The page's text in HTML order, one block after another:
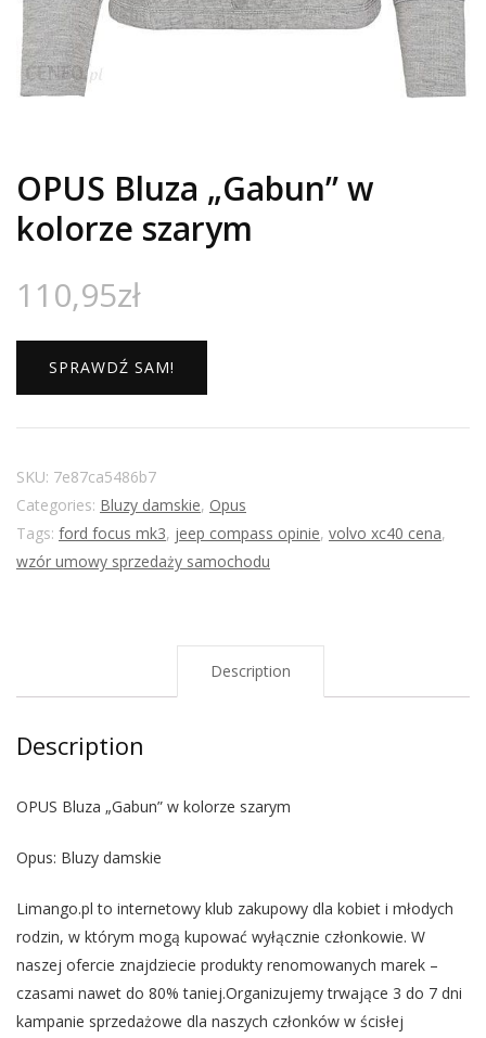
OPUS Bluza „Gabun” w
kolorze szarym
110,95zł
SPRAWDŹ SAM!
SKU: 7e87ca5486b7
Categories: Bluzy damskie, Opus
Tags: ford focus mk3, jeep compass opinie, volvo xc40 cena,
wzór umowy sprzedaży samochodu
Description
Description
OPUS Bluza „Gabun” w kolorze szarym
Opus: Bluzy damskie
Limango.pl to internetowy klub zakupowy dla kobiet i młodych
rodzin, w którym mogą kupować wyłącznie członkowie. W
naszej ofercie znajdziecie produkty renomowanych marek –
czasami nawet do 80% taniej.Organizujemy trwające 3 do 7 dni
kampanie sprzedażowe dla naszych członków w ścisłej